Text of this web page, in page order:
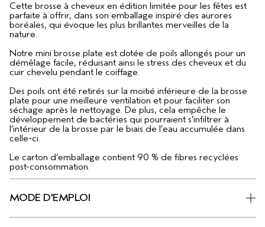
Cette brosse à cheveux en édition limitée pour les fêtes est
parfaite à offrir, dans son emballage inspiré des aurores
boréales, qui évoque les plus brillantes merveilles de la
nature.
Notre mini brosse plate est dotée de poils allongés pour un
démêlage facile, réduisant ainsi le stress des cheveux et du
cuir chevelu pendant le coiffage.
Des poils ont été retirés sur la moitié inférieure de la brosse
plate pour une meilleure ventilation et pour faciliter son
séchage après le nettoyage. De plus, cela empêche le
développement de bactéries qui pourraient s’infiltrer à
l’intérieur de la brosse par le biais de l’eau accumulée dans
celle-ci.
Le carton d’emballage contient 90 % de fibres recyclées
post-consommation.
MODE D'EMPLOI